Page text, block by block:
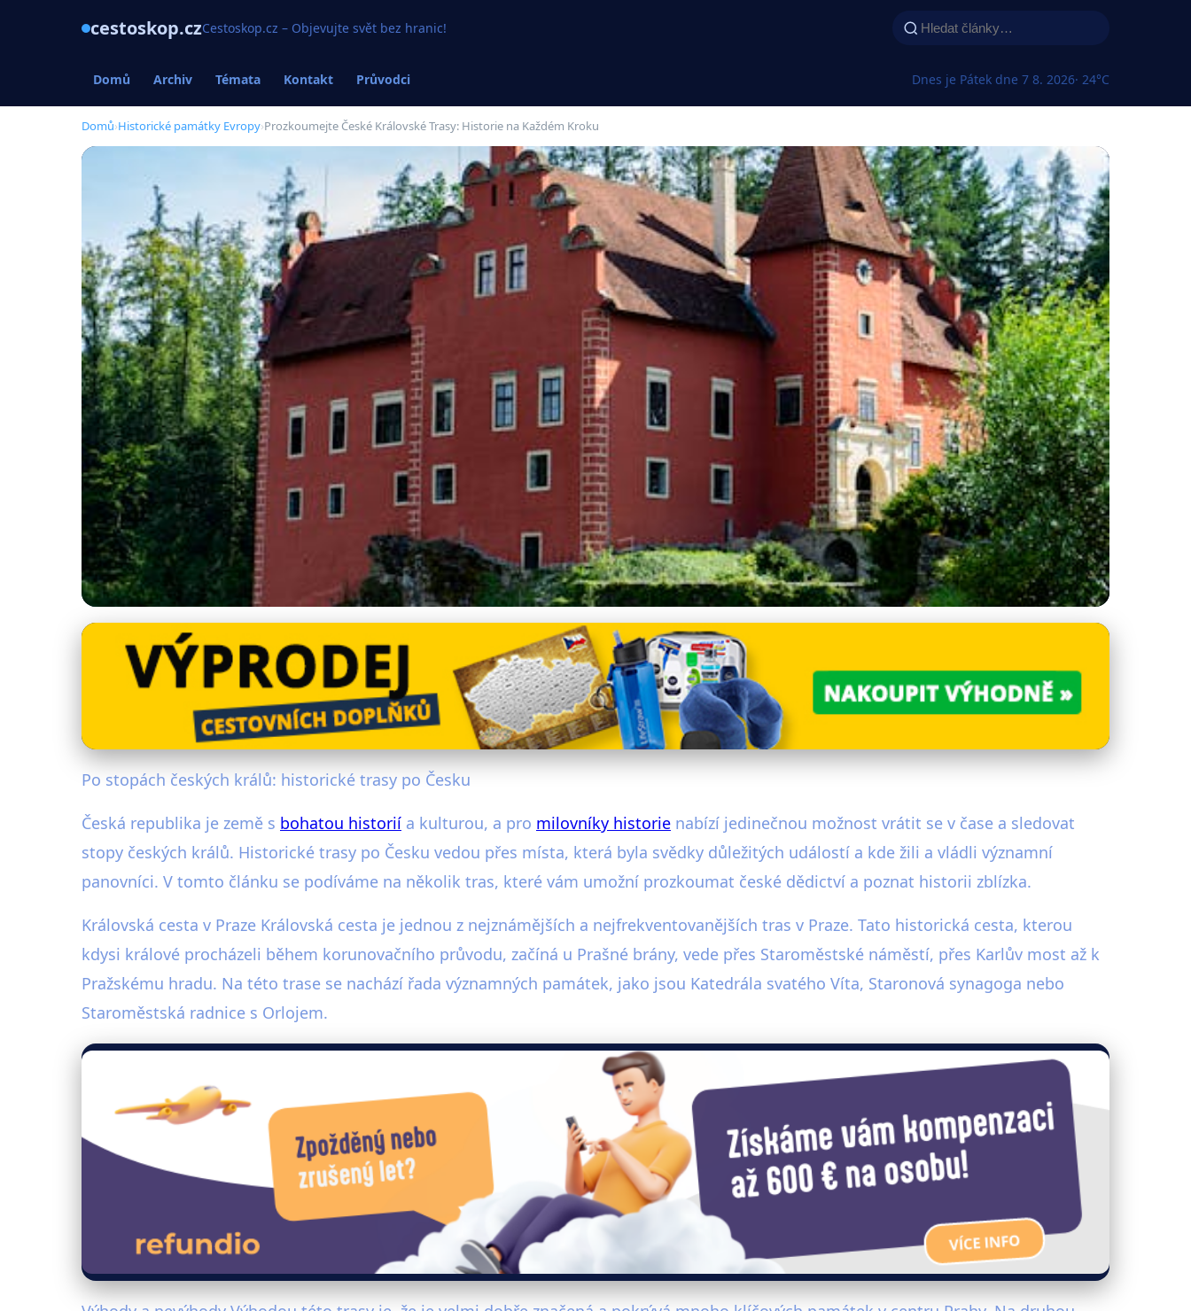
cestoskop.czCestoskop.cz – Objevujte svět bez hranic!
Domů Archiv Témata Kontakt Průvodci Dnes je Pátek dne 7 8. 2026· 24°C
Domů›Historické památky Evropy›Prozkoumejte České Královské Trasy: Historie na Každém Kroku
Historické památky Evropy
Prozkoumejte České Královské Trasy: Historie na Každém Kroku
· 4 min čtení · Autor: Michaela Jelenová
Po stopách českých králů: historické trasy po Česku
Česká republika je země s bohatou historií a kulturou, a pro milovníky historie nabízí jedinečnou možnost vrátit se v čase a sledovat
stopy českých králů. Historické trasy po Česku vedou přes místa, která byla svědky důležitých událostí a kde žili a vládli významní
panovníci. V tomto článku se podíváme na několik tras, které vám umožní prozkoumat české dědictví a poznat historii zblízka.
Královská cesta v Praze Královská cesta je jednou z nejznámějších a nejfrekventovanějších tras v Praze. Tato historická cesta, kterou
kdysi králové procházeli během korunovačního průvodu, začíná u Prašné brány, vede přes Staroměstské náměstí, přes Karlův most až k
Pražskému hradu. Na této trase se nachází řada významných památek, jako jsou Katedrála svatého Víta, Staronová synagoga nebo
Staroměstská radnice s Orlojem.